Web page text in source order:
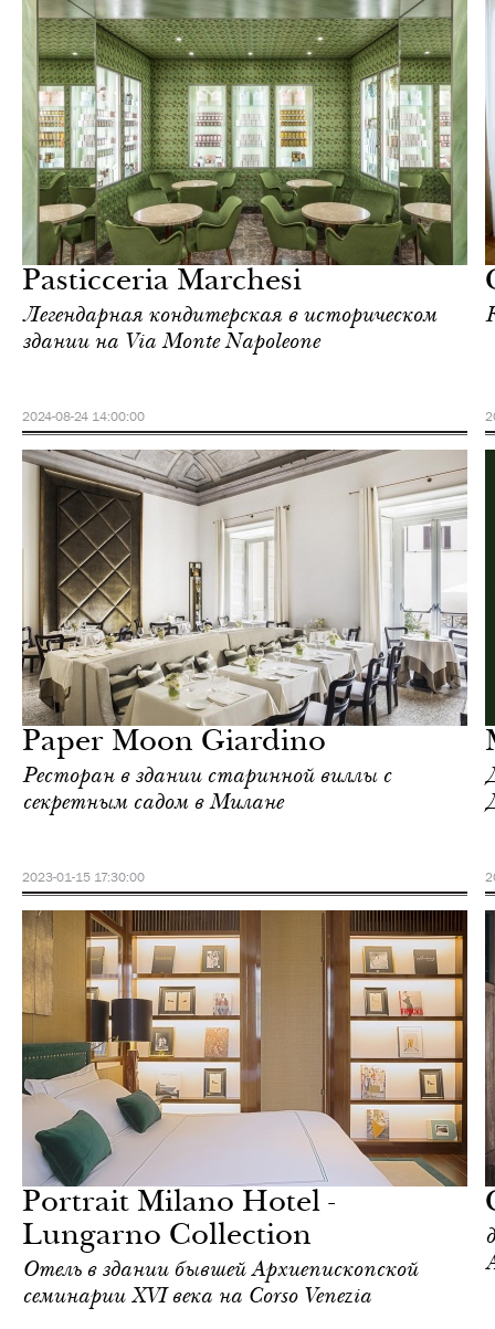
Pasticceria Marchesi
Легендарная кондитерская в историческом
здании на Via Monte Napoleone
2024-08-24 14:00:00
Paper Moon Giardino
Ресторан в здании старинной виллы с
секретным садом в Милане
2023-01-15 17:30:00
Portrait Milano Hotel -
Lungarno Collection
Отель в здании бывшей Архиепископской
семинарии XVI века на Corso Venezia